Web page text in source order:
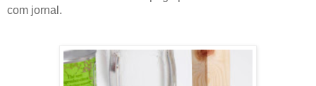
com jornal.